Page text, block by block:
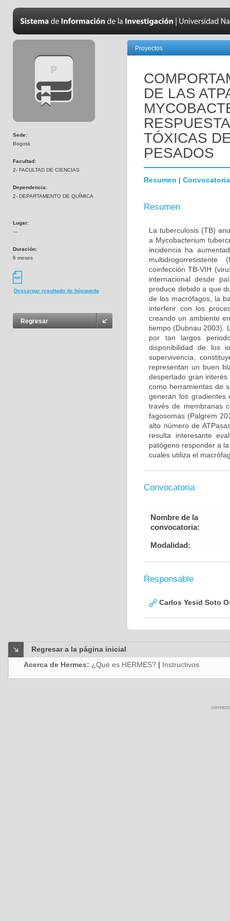
Sede:
Bogotá
Facultad:
2- FACULTAD DE CIENCIAS
Dependencia:
2- DEPARTAMENTO DE QUÍMICA
Lugar:
---
Duración:
6 meses
Descargar resultado de búsqueda
Regresar
Proyectos
DE LAS
TÓXICAS
PESADOS
Resumen | Convocatoria
Resumen
La tuberculosis (TB)
a Mycobacterium
incidencia ha
multidrogorresistente
coinfección TB-VIH
internacional desde
produce debido a que
de los macrófagos, la
interferir con los
creando un ambiente
tiempo (Dubnau 2003).
por tan largos
disponibilidad de los
supervivencia,
representan un buen
despertado gran
como herramientas de
generan los gradientes
través de membranas
fagosomas (Palgrem
alto número de
resulta interesante
patógeno responder a
cuales utiliza el
Convocatoria
Nombre de la
convocatoria:
Modalidad:
Responsable
Carlos Yesid Soto
Regresar a la página inicial
Acerca de Hermes: ¿Qué es HERMES? | Instructivos